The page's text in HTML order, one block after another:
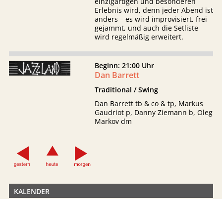
Erlebnis wird, denn jeder Abend ist
anders – es wird improvisiert, frei
gejammt, und auch die Setliste
wird regelmäßig erweitert.
Beginn: 21:00 Uhr
Dan Barrett
Traditional / Swing
Dan Barrett tb & co & tp, Markus
Gaudriot p, Danny Ziemann b, Oleg
Markov dm
KALENDER